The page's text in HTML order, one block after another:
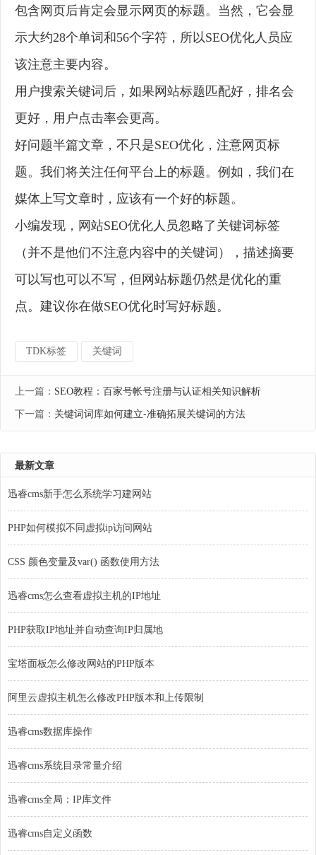
包含网页后肯定会显示网页的标题。当然，它会显
示大约28个单词和56个字符，所以SEO优化人员应
该注意主要内容。
用户搜索关键词后，如果网站标题匹配好，排名会
更好，用户点击率会更高。
好问题半篇文章，不只是SEO优化，注意网页标
题。我们将关注任何平台上的标题。例如，我们在
媒体上写文章时，应该有一个好的标题。
小编发现，网站SEO优化人员忽略了关键词标签
（并不是他们不注意内容中的关键词），描述摘要
可以写也可以不写，但网站标题仍然是优化的重
点。建议你在做SEO优化时写好标题。
TDK标签 关键词
上一篇： SEO教程：百家号帐号注册与认证相关知识解析
下一篇： 关键词词库如何建立-准确拓展关键词的方法
最新文章
迅睿cms新手怎么系统学习建网站
PHP如何模拟不同虚拟ip访问网站
CSS 颜色变量及var() 函数使用方法
迅睿cms怎么查看虚拟主机的IP地址
PHP获取IP地址并自动查询IP归属地
宝塔面板怎么修改网站的PHP版本
阿里云虚拟主机怎么修改PHP版本和上传限制
迅睿cms数据库操作
迅睿cms系统目录常量介绍
迅睿cms全局：IP库文件
迅睿cms自定义函数